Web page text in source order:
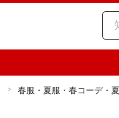
春服・夏服・春コーデ・